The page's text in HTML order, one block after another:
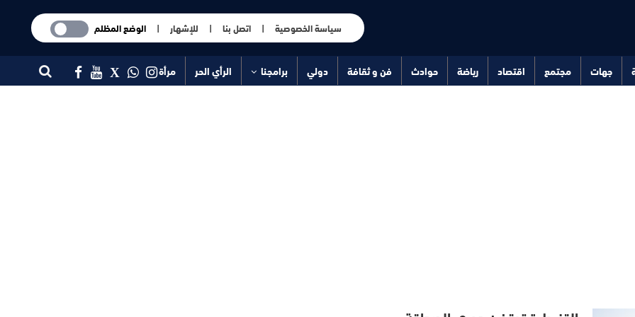
سياسة الخصوصية |اتصل بنا | للإشهار |الوضع المظلم
جهات مجتمع اقتصاد رياضة حوادث فن و ثقافة دولي برامجنا الرأي الحر مرأة